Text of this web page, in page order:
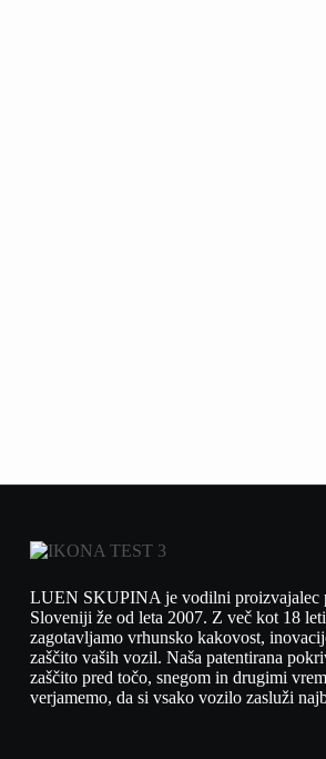
LUEN SKUPINA je vodilni proizvajalec
Sloveniji že od leta 2007. Z več kot 18
zagotavljamo vrhunsko kakovost,
zaščito vaših vozil. Naša patentirana
zaščito pred točo, snegom in drugimi
verjamemo, da si vsako vozilo zasluži